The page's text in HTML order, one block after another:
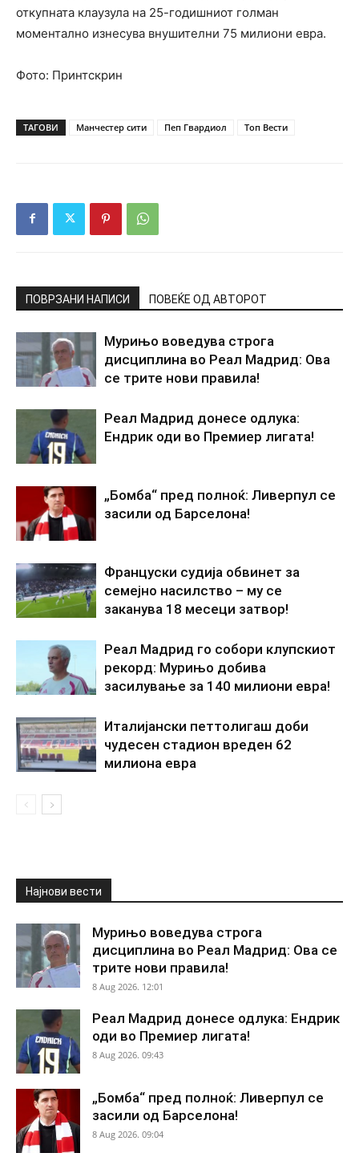
откупната клаузула на 25-годишниот голман
моментално изнесува внушителни 75 милиони евра.
Фото: Принтскрин
ТАГОВИ Манчестер сити Пеп Гвардиол Топ Вести
ПОВРЗАНИ НАПИСИ ПОВЕЌЕ ОД АВТОРОТ
Мурињо воведува строга
дисциплина во Реал Мадрид: Ова
се трите нови правила!
Реал Мадрид донесе одлука:
Ендрик оди во Премиер лигата!
„Бомба“ пред полноќ: Ливерпул се
засили од Барселона!
Француски судија обвинет за
семејно насилство – му се
заканува 18 месеци затвор!
Реал Мадрид го собори клупскиот
рекорд: Мурињо добива
засилување за 140 милиони евра!
Италијански петтолигаш доби
чудесен стадион вреден 62
милиона евра
Најнови вести
Мурињо воведува строга
дисциплина во Реал Мадрид: Ова се
трите нови правила!
8 Aug 2026. 12:01
Реал Мадрид донесе одлука: Ендрик
оди во Премиер лигата!
8 Aug 2026. 09:43
„Бомба“ пред полноќ: Ливерпул се
засили од Барселона!
8 Aug 2026. 09:04